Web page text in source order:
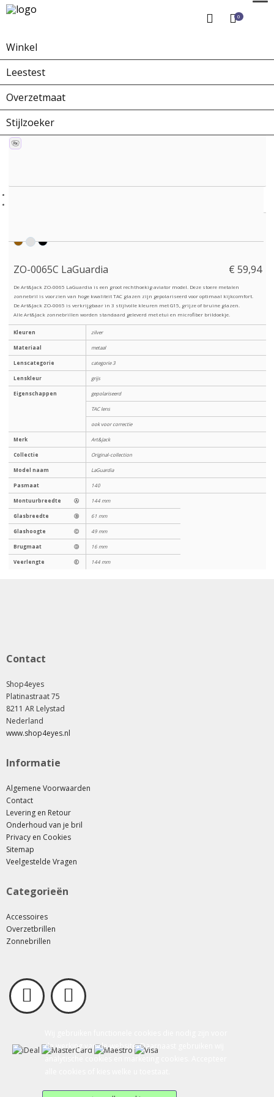
de werking van de website. Daarnaast gebruiken wij
0
Winkel
Leestest
Overzetmaat
Stijlzoeker
Home Winkel
ZO-0065C LaGuardia € 59,94
De Art&Jack ZO-0065 LaGuardia is een groot rechthoekig aviator model. Deze stoere metalen
zonnebril is voorzien van hoge kwaliteit TAC glazen zijn gepolariseerd voor optimaal kijkcomfort.
De Art&Jack ZO-0065 is verkrijgbaar in 3 stijlvolle kleuren met G15, grijze of bruine glazen.
Alle Art&Jack zonnebrillen worden standaard geleverd met etui en microfiber brildoekje.
Kleuren zilver
Materiaal metaal
Lenscategorie categorie 3
Lenskleur grijs
Eigenschappen gepolariseerd
TAC lens
ook voor correctie
Merk Art&Jack
Collectie Original-collection
Model naam LaGuardia
Pasmaat 140
Montuurbreedte Ⓐ 144 mm
Glasbreedte Ⓑ 61 mm
Glashoogte Ⓒ 49 mm
Brugmaat Ⓓ 16 mm
Veerlengte Ⓔ 144 mm
Contact
Shop4eyes
Platinastraat 75
8211 AR Lelystad
Nederland
www.shop4eyes.nl
Informatie
Algemene Voorwaarden
Contact
Levering en Retour
Onderhoud van je bril
Privacy en Cookies
Sitemap
Veelgestelde Vragen
Categorieën
Accessoires
Overzetbrillen
Zonnebrillen